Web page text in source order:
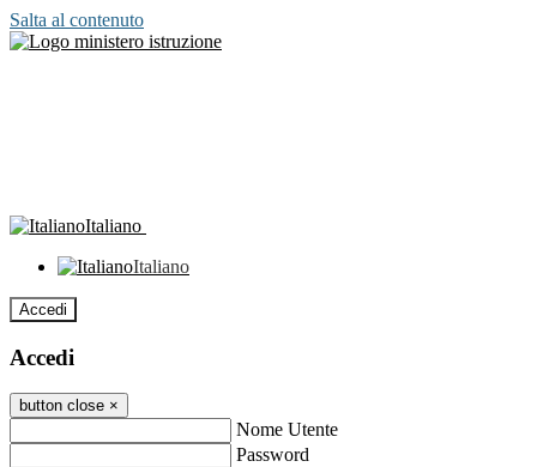
Salta al contenuto
Italiano
Italiano
Accedi
Accedi
button close ×
Nome Utente
Password